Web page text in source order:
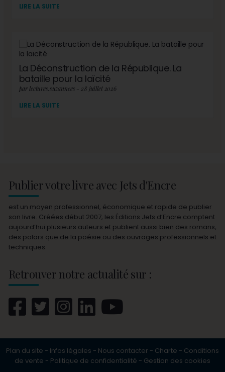
LIRE LA SUITE
La Déconstruction de la République. La
bataille pour la laïcité
par lectures.suzannees - 28 juillet 2026
LIRE LA SUITE
Publier votre livre avec Jets d'Encre
est un moyen professionnel, économique et rapide de publier
son livre. Créées début 2007, les Éditions Jets d’Encre comptent
aujourd’hui plusieurs auteurs et publient aussi bien des romans,
des polars que de la poésie ou des ouvrages professionnels et
techniques.
Retrouver notre actualité sur :
Plan du site - Infos légales - Nous contacter - Charte - Conditions
de vente - Politique de confidentialité - Gestion des cookies